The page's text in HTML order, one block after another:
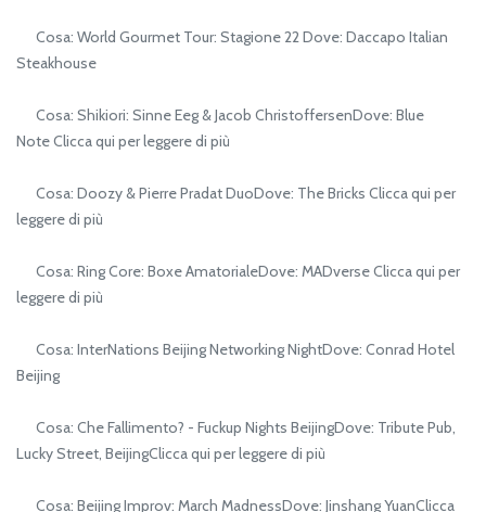
Cosa: World Gourmet Tour: Stagione 22 Dove: Daccapo Italian
Steakhouse
Cosa: Shikiori: Sinne Eeg & Jacob ChristoffersenDove: Blue
Note Clicca qui per leggere di più
Cosa: Doozy & Pierre Pradat DuoDove: The Bricks Clicca qui per
leggere di più
Cosa: Ring Core: Boxe AmatorialeDove: MADverse Clicca qui per
leggere di più
Cosa: InterNations Beijing Networking NightDove: Conrad Hotel
Beijing
Cosa: Che Fallimento? - Fuckup Nights BeijingDove: Tribute Pub,
Lucky Street, BeijingClicca qui per leggere di più
Cosa: Beijing Improv: March MadnessDove: Jinshang YuanClicca